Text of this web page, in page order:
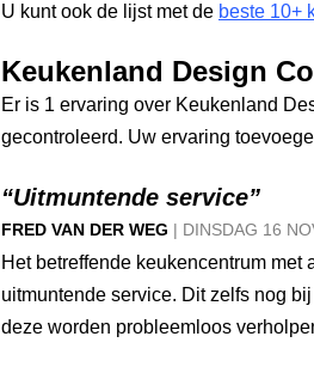
U kunt ook de lijst met de beste 10+
Keukenland Design
Er is 1 ervaring over Keukenland
gecontroleerd. Uw ervaring
“Uitmuntende service”
FRED VAN DER WEG | DINSDAG 16
Het betreffende keukencentrum
uitmuntende service. Dit zelfs nog
deze worden probleemloos